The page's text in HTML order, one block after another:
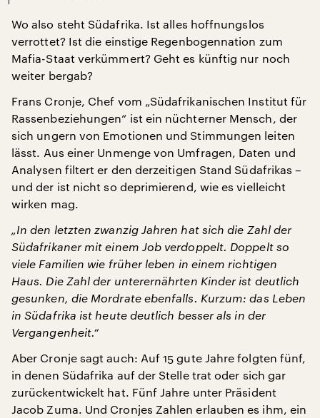
Wo also steht Südafrika. Ist alles hoffnungslos
verrottet? Ist die einstige Regenbogennation zum
Mafia-Staat verkümmert? Geht es künftig nur noch
weiter bergab?
Frans Cronje, Chef vom „Südafrikanischen Institut für
Rassenbeziehungen“ ist ein nüchterner Mensch, der
sich ungern von Emotionen und Stimmungen leiten
lässt. Aus einer Unmenge von Umfragen, Daten und
Analysen filtert er den derzeitigen Stand Südafrikas –
und der ist nicht so deprimierend, wie es vielleicht
wirken mag.
„In den letzten zwanzig Jahren hat sich die Zahl der
Südafrikaner mit einem Job verdoppelt. Doppelt so
viele Familien wie früher leben in einem richtigen
Haus. Die Zahl der unterernährten Kinder ist deutlich
gesunken, die Mordrate ebenfalls. Kurzum: das Leben
in Südafrika ist heute deutlich besser als in der
Vergangenheit.“
Aber Cronje sagt auch: Auf 15 gute Jahre folgten fünf,
in denen Südafrika auf der Stelle trat oder sich gar
zurückentwickelt hat. Fünf Jahre unter Präsident
Jacob Zuma. Und Cronjes Zahlen erlauben es ihm, ein